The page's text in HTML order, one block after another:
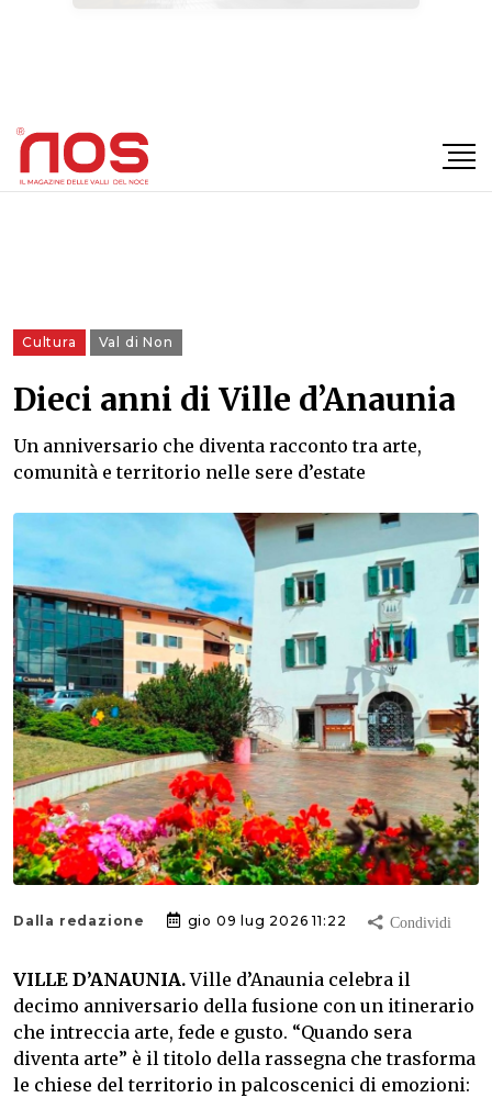
Cultura Val di Non
Dieci anni di Ville d’Anaunia
Un anniversario che diventa racconto tra arte,
comunità e territorio nelle sere d’estate
Dalla redazione gio 09 lug 2026 11:22
VILLE D’ANAUNIA.Ville d’Anaunia celebra il
decimo anniversario della fusione con un itinerario
che intreccia arte, fede e gusto. “Quando sera
diventa arte” è il titolo della rassegna che trasforma
le chiese del territorio in palcoscenici di emozioni: